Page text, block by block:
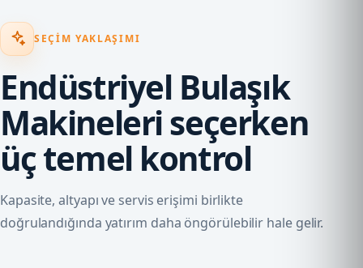
SEÇIM YAKLAŞIMI
Endüstriyel Bulaşık
Makineleri seçerken
üç temel kontrol
Kapasite, altyapı ve servis erişimi birlikte
doğrulandığında yatırım daha öngörülebilir hale gelir.